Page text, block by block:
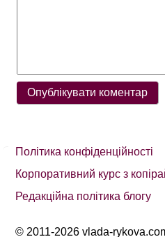
Політика конфіденційності
Корпоративний курс з
Редакційна політика блогу
© 2011-2026 vlada-